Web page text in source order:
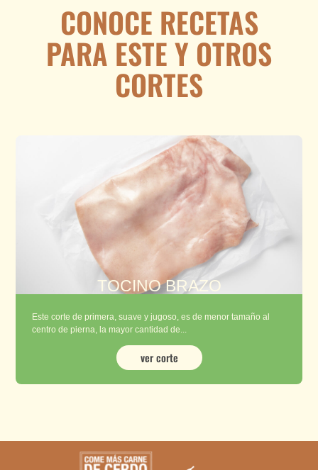
CONOCE RECETAS
PARA ESTE Y OTROS
CORTES
TOCINO BRAZO
Este corte de primera, suave y jugoso, es de menor tamaño al
centro de pierna, la mayor cantidad de...
ver corte